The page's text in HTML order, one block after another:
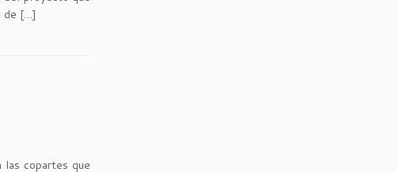
de […]
copartes que